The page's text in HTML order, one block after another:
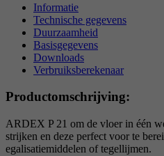
Informatie
Technische gegevens
Duurzaamheid
Basisgegevens
Downloads
Verbruiksberekenaar
Productomschrijving:
ARDEX P 21 om de vloer in één
strijken en deze perfect voor te
egalisatiemiddelen of tegellijmen.